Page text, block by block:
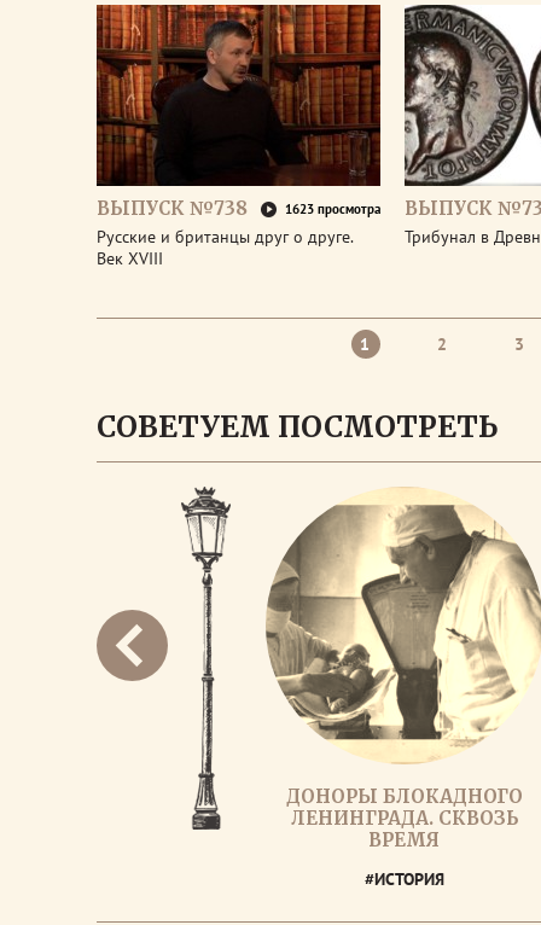
ВЫПУСК №738 1623 просмотра
Русские и британцы друг о друге.
Век XVIII
ВЫПУСК
Трибунал в
1 2 3
СОВЕТУЕМ ПОСМОТРЕТЬ
ДОНОРЫ БЛОКАДНОГО
ЛЕНИНГРАДА. СКВОЗЬ
ВРЕМЯ
#ИСТОРИЯ